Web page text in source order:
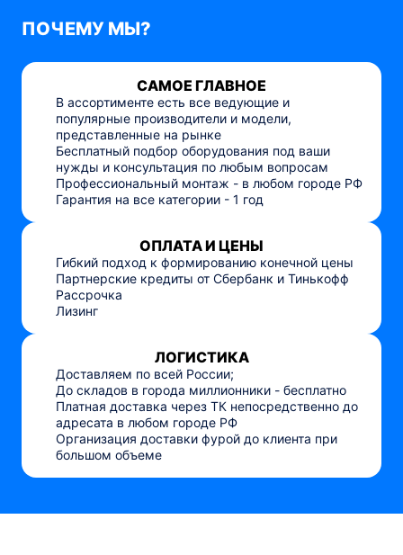
ПОЧЕМУ МЫ?
САМОЕ ГЛАВНОЕ
В ассортименте есть все ведующие и
популярные производители и модели,
представленные на рынке
Бесплатный подбор оборудования под ваши
нужды и консультация по любым вопросам
Профессиональный монтаж - в любом городе РФ
Гарантия на все категории - 1 год
ОПЛАТА И ЦЕНЫ
Гибкий подход к формированию конечной цены
Партнерские кредиты от Сбербанк и Тинькофф
Рассрочка
Лизинг
ЛОГИСТИКА
Доставляем по всей России;
До складов в города миллионники - бесплатно
Платная доставка через ТК непосредственно до
адресата в любом городе РФ
Организация доставки фурой до клиента при
большом объеме